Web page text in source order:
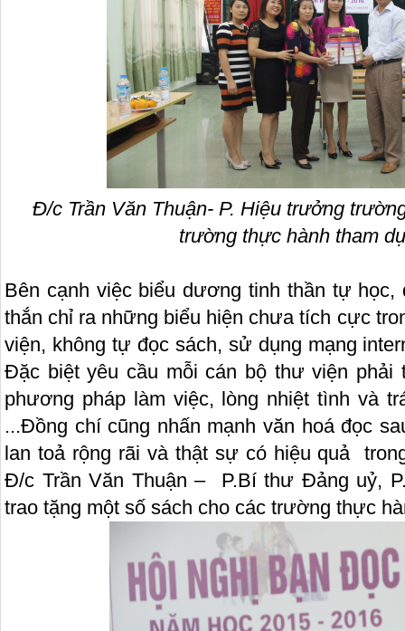
Đ/c Trần Văn Thuận- P. Hiệu trưởng
trường thực hành tham
Bên cạnh việc biểu dương tinh thần tự học,
thắn chỉ ra những biểu hiện chưa tích cực
viện, không tự đọc sách, sử dụng mạng
Đặc biệt yêu cầu mỗi cán bộ thư viện phải
phương pháp làm việc, lòng nhiệt tình và
...Đồng chí cũng nhấn mạnh văn hoá đọc
lan toả rộng rãi và thật sự có hiệu quả
Đ/c Trần Văn Thuận – P.Bí thư Đảng uỷ,
trao tặng một số sách cho các trường thực